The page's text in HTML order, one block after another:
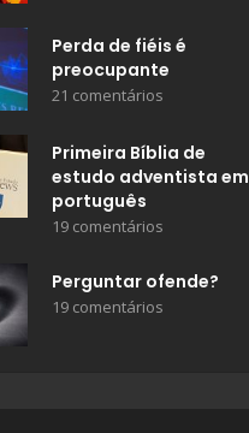
Perda de fiéis é
preocupante
21 comentários
Primeira Bíblia de
estudo adventista em
português
19 comentários
Perguntar ofende?
19 comentários